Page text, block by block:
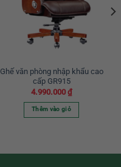
Ghế văn phòng nhập khẩu cao
cấp GR915
4.990.000 ₫
Thêm vào giỏ